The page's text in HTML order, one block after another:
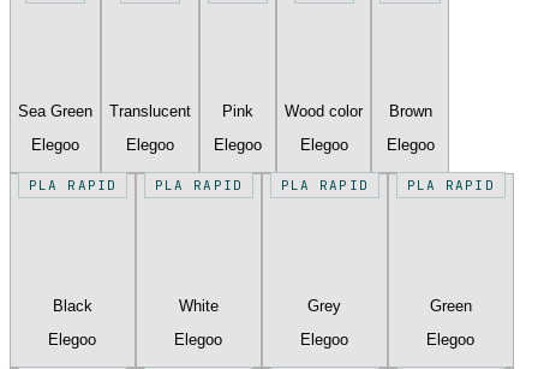
Sea Green
Elegoo
Translucent
Elegoo
Pink
Elegoo
Wood color
Elegoo
Brown
Elegoo
PLA RAPID
Black
Elegoo
PLA RAPID
White
Elegoo
PLA RAPID
Grey
Elegoo
PLA RAPID
Green
Elegoo